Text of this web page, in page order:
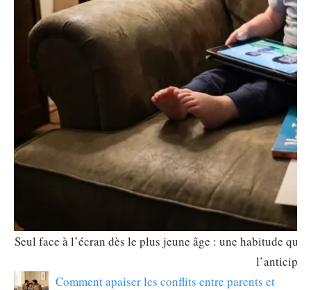
Seul face à l’écran dès le plus jeune âge : une habitude qui
l’anticipe
Comment apaiser les conflits entre parents et